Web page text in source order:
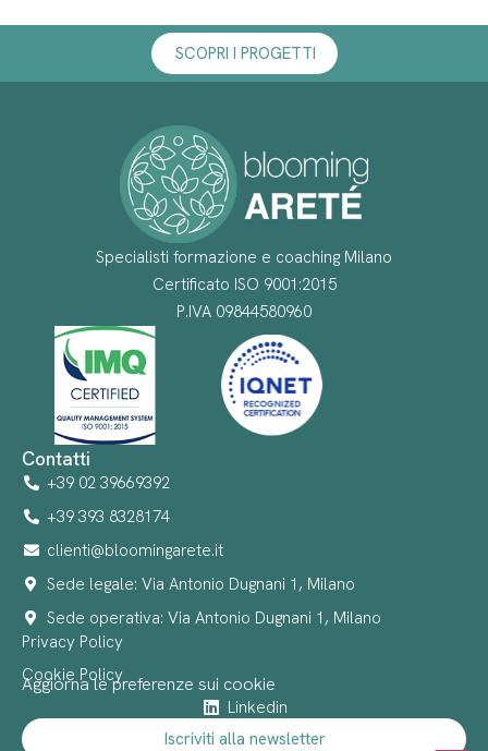
SCOPRI I PROGETTI
Specialisti formazione e coaching Milano
Certificato ISO 9001:2015
P.IVA 09844580960
Contatti
+39 02 39669392
+39 393 8328174
clienti@bloomingarete.it
Sede legale: Via Antonio Dugnani 1, Milano
Sede operativa: Via Antonio Dugnani 1, Milano
Privacy Policy
Cookie Policy
Aggiorna le preferenze sui cookie
Linkedin
Iscriviti alla newsletter